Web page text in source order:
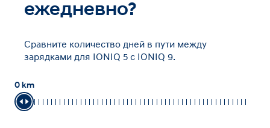
ежедневно?
Сравните количество дней в пути между
зарядками для IONIQ 5 с IONIQ 9.
0 km